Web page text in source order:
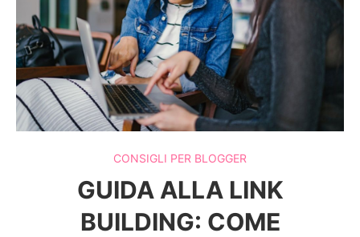
CONSIGLI PER BLOGGER
GUIDA ALLA LINK
BUILDING: COME